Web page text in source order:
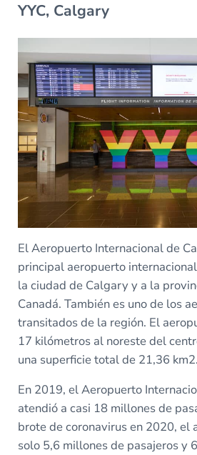
YYC, Calgary
El Aeropuerto Internacional de
principal aeropuerto
la ciudad de Calgary y a la
Canadá. También es uno de los
transitados de la región. El
17 kilómetros al noreste del
una superficie total de 21,36 km2.
En 2019, el Aeropuerto
atendió a casi 18 millones de
brote de coronavirus en 2020, el
solo 5,6 millones de pasajeros y